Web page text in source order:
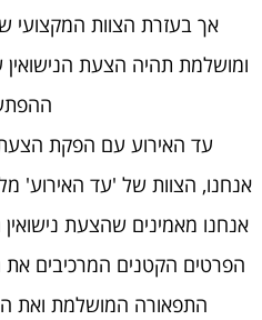
אך בעזרת הצוות המקצועי
ומושלמת תהיה הצעת
עד האירוע עם הפקת הצעת
אנחנו, הצוות של 'עד האירוע'
אנחנו מאמינים שהצעת נישואין
הפרטים הקטנים המרכיבים
התפאורה המושלמת ואת